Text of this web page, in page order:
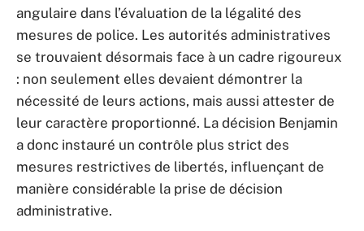
angulaire dans l’évaluation de la légalité des
mesures de police. Les autorités administratives
se trouvaient désormais face à un cadre rigoureux
: non seulement elles devaient démontrer la
nécessité de leurs actions, mais aussi attester de
leur caractère proportionné. La décision Benjamin
a donc instauré un contrôle plus strict des
mesures restrictives de libertés, influençant de
manière considérable la prise de décision
administrative.